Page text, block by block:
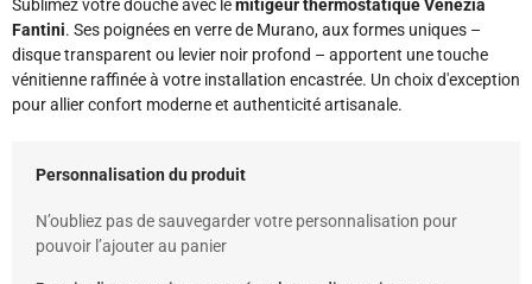
Sublimez votre douche avec lemitigeur thermostatique Venezia
Fantini. Ses poignées en verre de Murano, aux formes uniques –
disque transparent ou levier noir profond – apportent une touche
vénitienne raffinée à votre installation encastrée. Un choix d'exception
pour allier confort moderne et authenticité artisanale.
Personnalisation du produit
N’oubliez pas de sauvegarder votre personnalisation pour
pouvoir l’ajouter au panier